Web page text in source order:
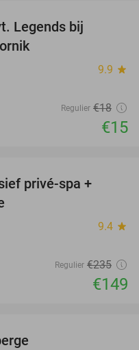
Legends bij
9.9 star
Regulier €18
€15
privé-spa +
9.4 star
Regulier €235
€149